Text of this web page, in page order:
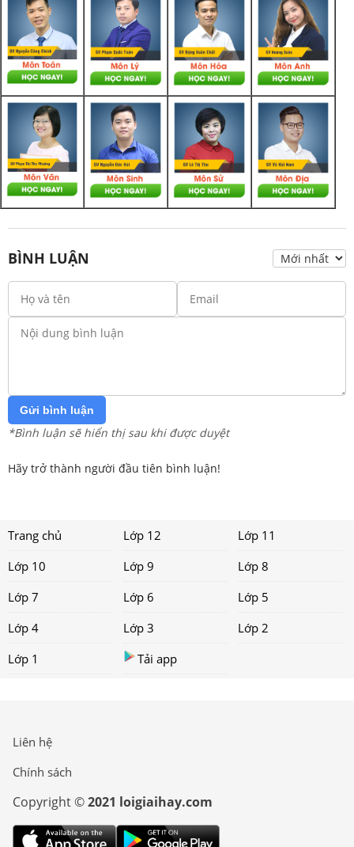
BÌNH LUẬN
Gửi bình luận
*Bình luận sẽ hiển thị sau khi được duyệt
Hãy trở thành người đầu tiên bình luận!
Trang chủ Lớp 12
Lớp 11
Lớp 10
Lớp 9
Lớp 8
Lớp 7
Lớp 6
Lớp 5
Lớp 4
Lớp 3
Lớp 2
Lớp 1
Tải app
Liên hệ
Chính sách
Copyright ©2021 loigiaihay.com